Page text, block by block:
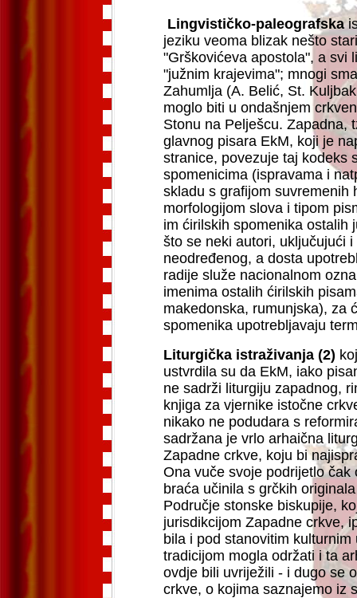
Lingvističko-paleografska
jeziku veoma blizak nešto
"Grškovićeva apostola", a svi
"južnim krajevima"; mnogi
Zahumlja (A. Belić, St.
moglo biti u ondašnjem
Stonu na Pelješcu. Zapadna,
glavnog pisara EkM, koji je
stranice, povezuje taj kodeks
spomenicima (ispravama i
skladu s grafijom suvremenih
morfologijom slova i tipom
im ćirilskih spomenika ostalih
što se neki autori, uključujući
neodređenog, a dosta
radije služe nacionalnom
imenima ostalih ćirilskih
makedonska, rumunjska), za
spomenika upotrebljavaju
Liturgička istraživanja (2)
ustvrdila su da EkM, iako
ne sadrži liturgiju zapadnog,
knjiga za vjernike istočne
nikako ne podudara s
sadržana je vrlo arhaična
Zapadne crkve, koju bi
Ona vuče svoje podrijetlo
braća učinila s grčkih
Područje stonske biskupije,
jurisdikcijom Zapadne crkve,
bila i pod stanovitim
tradicijom mogla održati i ta
ovdje bili uvriježili - i dugo se
crkve, o kojima saznajemo iz